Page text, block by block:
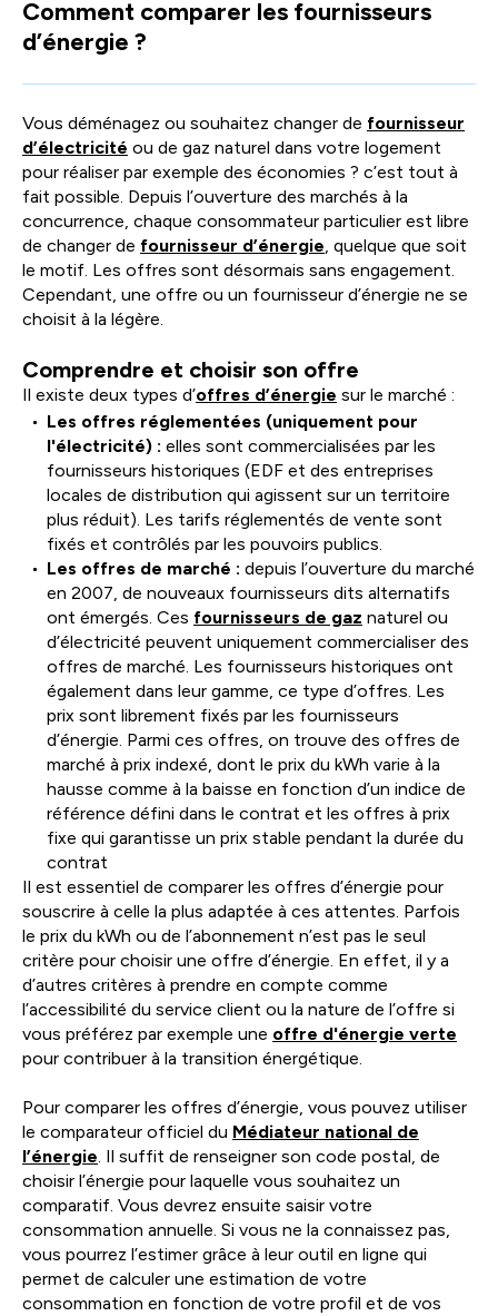
Comment comparer les fournisseurs
d’énergie ?
Vous déménagez ou souhaitez changer de fournisseur
d’électricité ou de gaz naturel dans votre logement
pour réaliser par exemple des économies ? c’est tout à
fait possible. Depuis l’ouverture des marchés à la
concurrence, chaque consommateur particulier est libre
de changer de fournisseur d’énergie, quelque que soit
le motif. Les offres sont désormais sans engagement.
Cependant, une offre ou un fournisseur d’énergie ne se
choisit à la légère.
Comprendre et choisir son offre
Il existe deux types d’offres d’énergie sur le marché :
Les offres réglementées (uniquement pour
l'électricité) : elles sont commercialisées par les
fournisseurs historiques (EDF et des entreprises
locales de distribution qui agissent sur un territoire
plus réduit). Les tarifs réglementés de vente sont
fixés et contrôlés par les pouvoirs publics.
Les offres de marché : depuis l’ouverture du marché
en 2007, de nouveaux fournisseurs dits alternatifs
ont émergés. Ces fournisseurs de gaz naturel ou
d’électricité peuvent uniquement commercialiser des
offres de marché. Les fournisseurs historiques ont
également dans leur gamme, ce type d’offres. Les
prix sont librement fixés par les fournisseurs
d’énergie. Parmi ces offres, on trouve des offres de
marché à prix indexé, dont le prix du kWh varie à la
hausse comme à la baisse en fonction d’un indice de
référence défini dans le contrat et les offres à prix
fixe qui garantisse un prix stable pendant la durée du
contrat
Il est essentiel de comparer les offres d’énergie pour
souscrire à celle la plus adaptée à ces attentes. Parfois
le prix du kWh ou de l’abonnement n’est pas le seul
critère pour choisir une offre d’énergie. En effet, il y a
d’autres critères à prendre en compte comme
l’accessibilité du service client ou la nature de l’offre si
vous préférez par exemple une offre d'énergie verte
pour contribuer à la transition énergétique.
Pour comparer les offres d’énergie, vous pouvez utiliser
le comparateur officiel du Médiateur national de
l’énergie. Il suffit de renseigner son code postal, de
choisir l’énergie pour laquelle vous souhaitez un
comparatif. Vous devrez ensuite saisir votre
consommation annuelle. Si vous ne la connaissez pas,
vous pourrez l’estimer grâce à leur outil en ligne qui
permet de calculer une estimation de votre
consommation en fonction de votre profil et de vos